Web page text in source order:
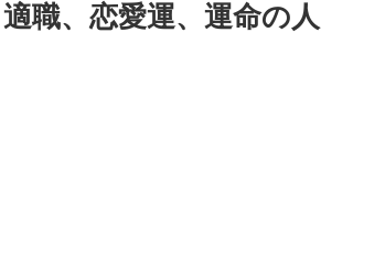
職、恋愛運、運命の人